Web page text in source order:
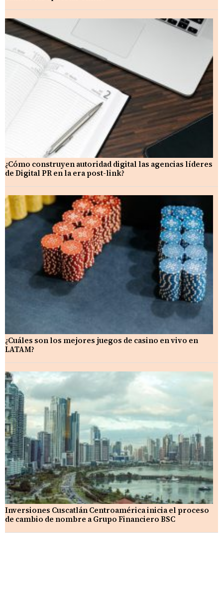
¿Cómo construyen autoridad digital las agencias líderes
de Digital PR en la era post-link?
¿Cuáles son los mejores juegos de casino en vivo en
LATAM?
Inversiones Cuscatlán Centroamérica inicia el proceso
de cambio de nombre a Grupo Financiero BSC